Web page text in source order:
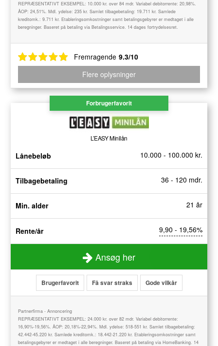
REPRÆSENTATIVT EKSEMPEL: 10.000 kr. over 84 mdr. Variabel debitorrente: 20,98%.
ÅOP: 24,51%. Mdl. ydelse: 235 kr. Samlet tilbagebetaling: 19.711 kr. Samlede
kreditomk.: 9.711 kr. Etableringsomkostninger samt betalingsgebyrer er medtaget i alle
beregninger. Baseret på betaling via Betalingsservice. 14 dages fortrydelsesret.
Fremragende 9.3/10
Flere oplysninger
Forbrugerfavorit
L’EASY Minilån
10.000 - 100.000 kr.
Lånebeløb
36 - 120 mdr.
Tilbagebetaling
21 år
Min. alder
9,90 - 19,56%
Rente/år
Ansøg her
Brugerfavorit Få svar straks Gode vilkår
Partnerfirma - Annoncering
REPRÆSENTATIVT EKSEMPEL: 24.000 kr. over 82 mdr. Variabel debitorrente:
16,90%-19,56%. ÅOP: 20,18%-22,94%. Mdl. ydelse: 518-551 kr. Samlet tilbagebetaling:
42.442-45.220 kr. Samlede kreditomk.: 18.442-21.220 kr. Etableringsomkostninger samt
betalingsgebyrer er medtaget i alle beregninger. Baseret på betaling via HomeBanking. 14